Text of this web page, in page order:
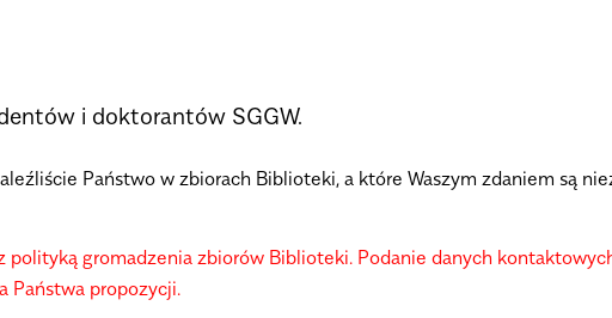
i doktorantów SGGW.
Państwo w zbiorach Biblioteki, a które Waszym zdaniem są
gromadzenia zbiorów Biblioteki. Podanie danych
Państwa propozycji.